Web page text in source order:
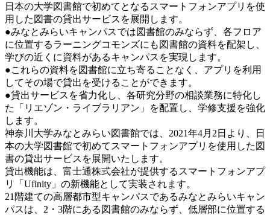
日本の大学図書館で初めてとなるスマートフォンアプリを使
用した図書の貸出サービスを展開します。
●みなとみらいキャンパスでは図書館のみならず、各フロア
に位置するラーニングコモンズにも図書館の資料を配架し、
学びの近くに資料があるキャンパスを実現します。
●これらの資料を図書館に立ち寄ることなく、アプリを利用
してその場で貸出を受けることができます。
●貸出サービスを省力化し、各研究分野の相談業務に特化し
た「リエゾン・ライブラリアン」を配置し、学修支援を強化
します。
神奈川大学みなとみらい図書館では、2021年4月2日より、日
本の大学図書館で初めてスマートフォンアプリを使用した図
書の貸出サービスを展開いたします。
貸出機能は、富士通株式会社が提供するスマートフォンアプ
リ「Ufinity」の新機能として実装されます。
21階建ての高層都市型キャンパスであるみなとみらいキャン
パスは、2・3階にある図書館のみならず、低層部に位置する